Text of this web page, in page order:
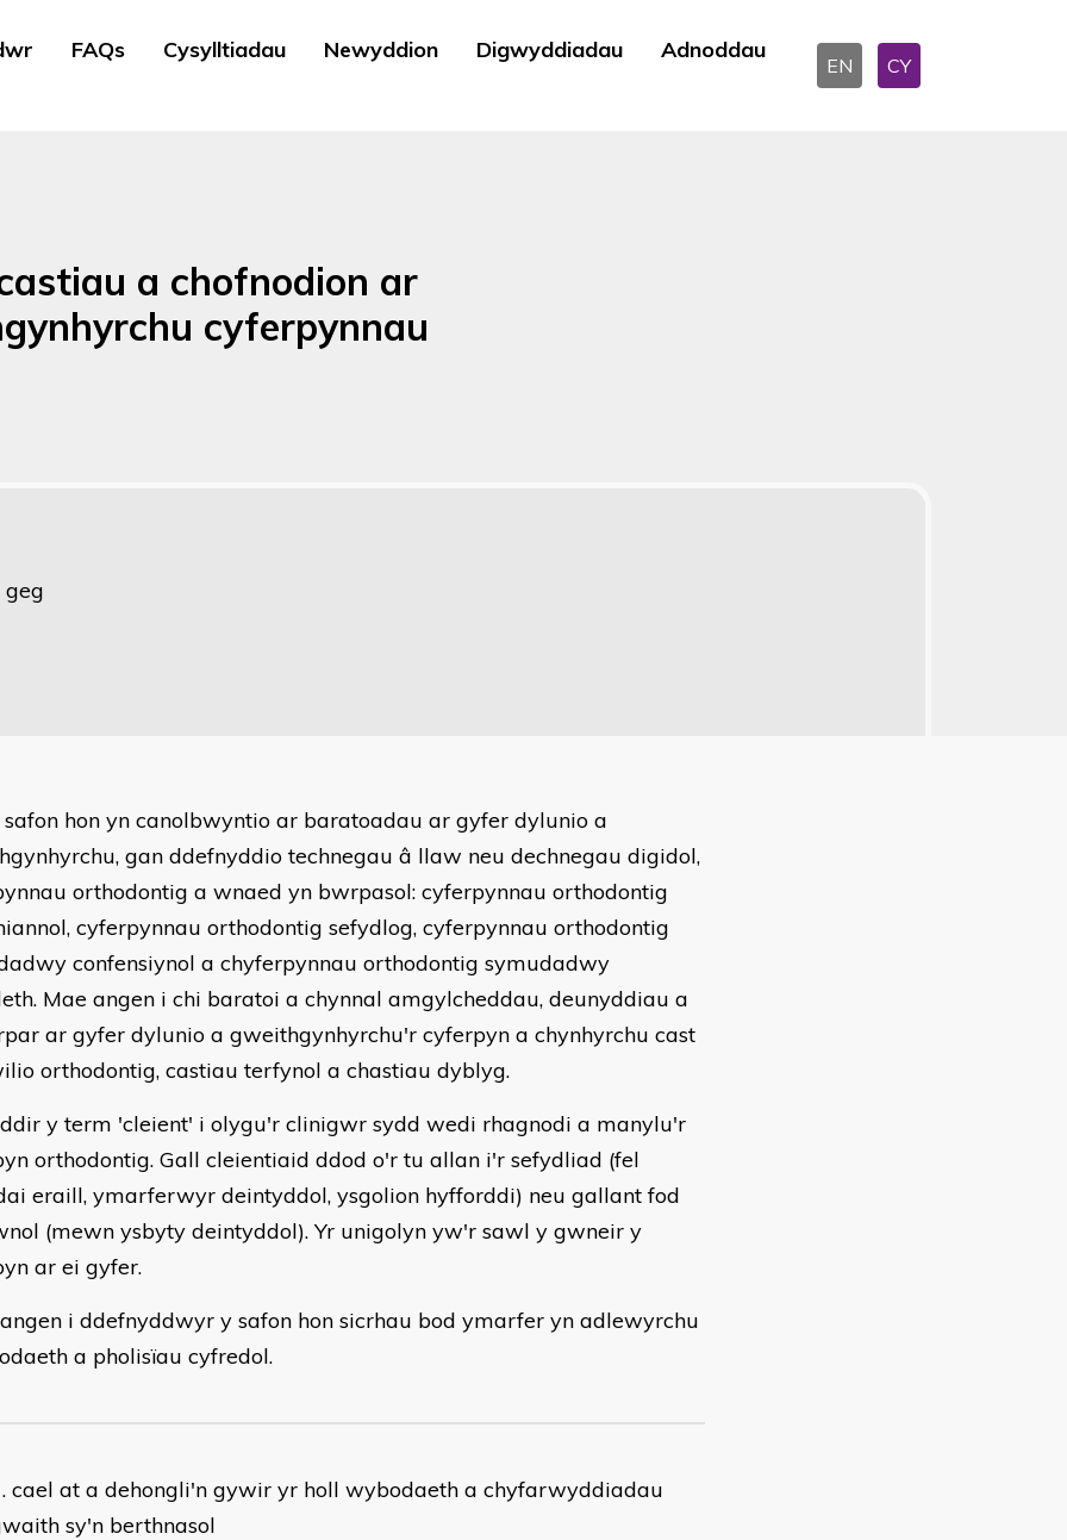
FAQs Cysylltiadau Newyddion Digwyddiadau Adnoddau
EN CY
a chofnodion ar
cyferpynnau
geg
hon yn canolbwyntio ar baratoadau ar gyfer dylunio a
gan ddefnyddio technegau â llaw neu dechnegau digidol,
orthodontig a wnaed yn bwrpasol: cyferpynnau orthodontig
cyferpynnau orthodontig sefydlog, cyferpynnau orthodontig
confensiynol a chyferpynnau orthodontig symudadwy
Mae angen i chi baratoi a chynnal amgylcheddau, deunyddiau a
ar gyfer dylunio a gweithgynhyrchu'r cyferpyn a chynhyrchu cast
orthodontig, castiau terfynol a chastiau dyblyg.
y term 'cleient' i olygu'r clinigwr sydd wedi rhagnodi a manylu'r
orthodontig. Gall cleientiaid ddod o'r tu allan i'r sefydliad (fel
eraill, ymarferwyr deintyddol, ysgolion hyfforddi) neu gallant fod
(mewn ysbyty deintyddol). Yr unigolyn yw'r sawl y gwneir y
ar ei gyfer.
i ddefnyddwyr y safon hon sicrhau bod ymarfer yn adlewyrchu
a pholisïau cyfredol.
cael at a dehongli'n gywir yr holl wybodaeth a chyfarwyddiadau
sy'n berthnasol